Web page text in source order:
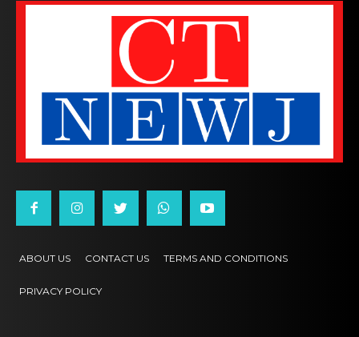
ABOUT US CONTACT US TERMS AND CONDITIONS
PRIVACY POLICY